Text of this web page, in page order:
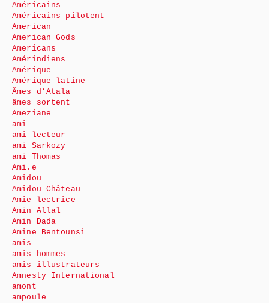
Américains
Américains pilotent
American
American Gods
Americans
Amérindiens
Amérique
Amérique latine
Âmes d’Atala
âmes sortent
Ameziane
ami
ami lecteur
ami Sarkozy
ami Thomas
Ami.e
Amidou
Amidou Château
Amie lectrice
Amin Allal
Amin Dada
Amine Bentounsi
amis
amis hommes
amis illustrateurs
Amnesty International
amont
ampoule